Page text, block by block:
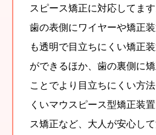
スピース矯正に対応してます
歯の表側にワイヤーや矯正
も透明で目立ちにくい矯正
ができるほか、歯の裏側に
ことでより目立ちにくい方
くいマウスピース型矯正装
ス矯正など、大人が安心し